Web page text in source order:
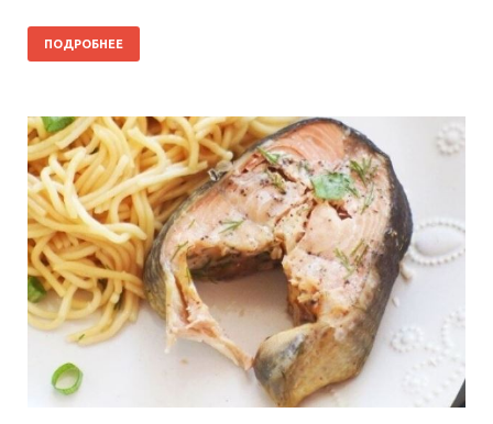
ПОДРОБНЕЕ